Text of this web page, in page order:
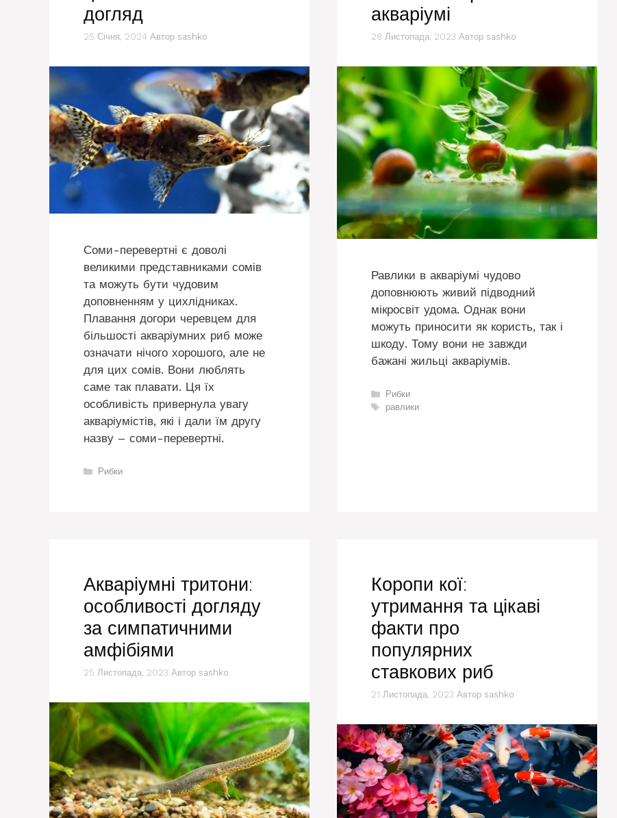
догляд
25 Січня, 2024 Автор sashko
Соми-перевертні є доволі
великими представниками сомів
та можуть бути чудовим
доповненням у цихлідниках.
Плавання догори черевцем для
більшості акваріумних риб може
означати нічого хорошого, але не
для цих сомів. Вони люблять
саме так плавати. Ця їх
особливість привернула увагу
акваріумістів, які і дали їм другу
назву – соми-перевертні.
Категорії
Рибки
акваріумі
28 Листопада, 2023 Автор sashko
Равлики в акваріумі чудово
доповнюють живий підводний
мікросвіт удома. Однак вони
можуть приносити як користь, так і
шкоду. Тому вони не завжди
бажані жильці акваріумів.
Категорії
Рибки
Позначки
равлики
Акваріумні тритони:
особливості догляду
за симпатичними
амфібіями
25 Листопада, 2023 Автор sashko
Коропи кої:
утримання та цікаві
факти про
популярних
ставкових риб
21 Листопада, 2023 Автор sashko